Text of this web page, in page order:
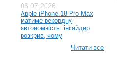
06.07.2026
Apple iPhone 18 Pro Max
матиме рекордну
автономність: інсайдер
розкрив, чому
Читати все